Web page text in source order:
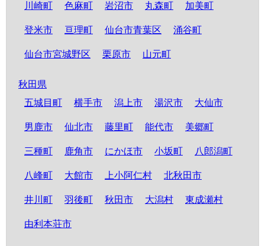
川崎町 色麻町 岩沼市 丸森町 加美町
登米市 亘理町 仙台市青葉区 涌谷町
仙台市宮城野区 栗原市 山元町
秋田県
五城目町
横手市 潟上市 湯沢市 大仙市
男鹿市 仙北市 藤里町 能代市 美郷町
三種町 鹿角市 にかほ市 小坂町 八郎潟町
八峰町 大館市 上小阿仁村 北秋田市
井川町 羽後町 秋田市 大潟村 東成瀬村
由利本荘市